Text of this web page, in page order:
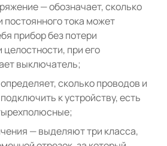
— обозначает, сколько
постоянного тока может
прибор без потери
при его
выключатель;
сколько проводов и
к устройству, есть
— выделяют три класса,